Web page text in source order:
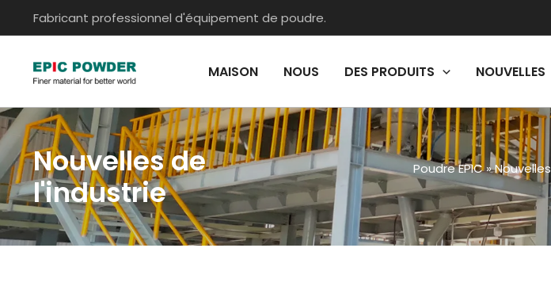
至
Fabricant professionnel d'équipement de poudre.
MAISON NOUS DES PRODUITS NOUVELLES
Nouvelles de
l'industrie
Poudre EPIC»Nouvelles